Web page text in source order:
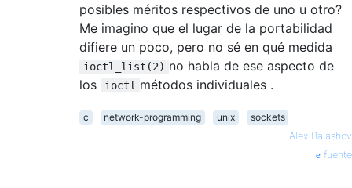
posibles méritos respectivos de uno u otro?
Me imagino que el lugar de la portabilidad
difiere un poco, pero no sé en qué medida
ioctl_list(2) no habla de ese aspecto de
los
ioctl métodos individuales .
c network-programming unix
sockets
— Alex Balashov
fuente